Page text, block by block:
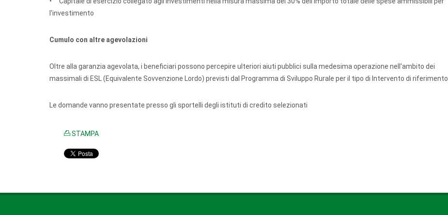
l'investimento
Cumulo con altre agevolazioni
Oltre alla garanzia agevolata, i beneficiari possono percepire ulteriori aiuti pubblici sulla medesima operazione nell'ambito dei
massimali di ESL (Equivalente Sovvenzione Lordo) previsti dal Programma di Sviluppo Rurale per il tipo di Intervento di riferimento.
Le domande vanno presentate presso gli sportelli degli istituti di credito selezionati
STAMPA